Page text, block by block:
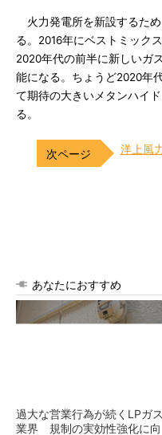
火力発電所を新設するた
る。2016年にベストミック
2020年代の前半に新しいガ
能になる。ちょうど2020年
て期待の大きいメタンハイ
る。
洋上風
あなたにおすすめ
過大な営業行為が続くLPガス
業界 規制の実効性強化に向